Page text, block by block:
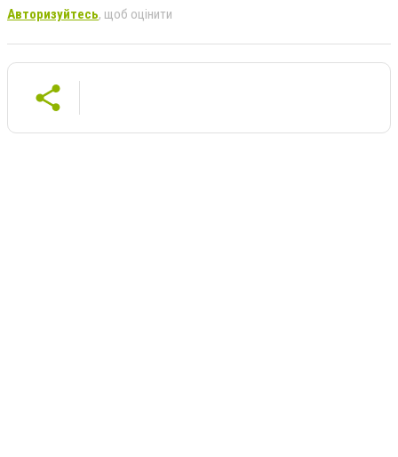
Авторизуйтесь, щоб оцінити